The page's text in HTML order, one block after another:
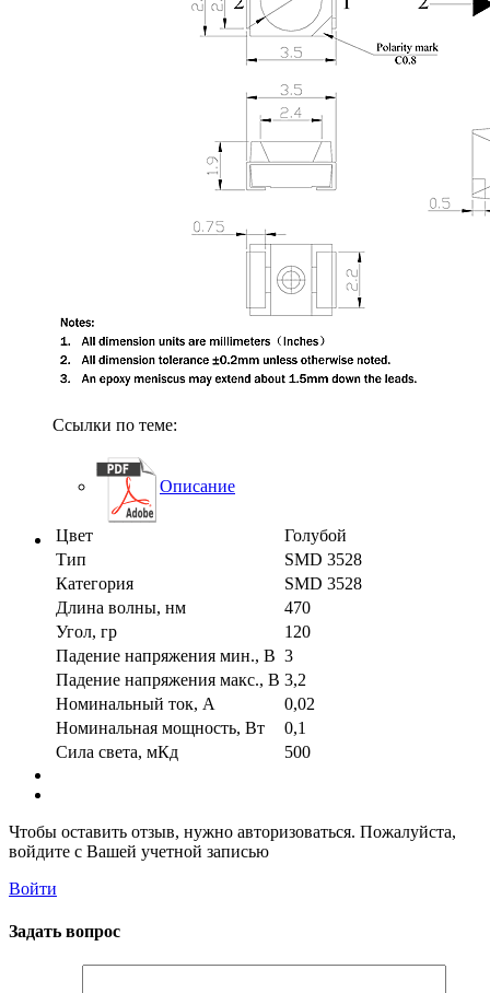
Ссылки по теме:
Описание
Цвет
Голубой
Тип
SMD 3528
Категория
SMD 3528
Длина волны, нм
470
Угол, гр
120
Падение напряжения мин., В 3
Падение напряжения макс., В 3,2
Номинальный ток, А
0,02
Номинальная мощность, Вт
0,1
Сила света, мКд
500
Чтобы оставить отзыв, нужно авторизоваться. Пожалуйста,
войдите с Вашей учетной записью
Войти
Задать вопрос